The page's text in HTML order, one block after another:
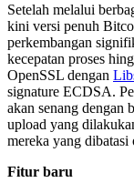
Setelah melalui
kini versi penuh
perkembangan
kecepatan proses
OpenSSL dengan
signature ECDSA.
akan senang dengan
upload yang
mereka yang dibatasi
Fitur baru